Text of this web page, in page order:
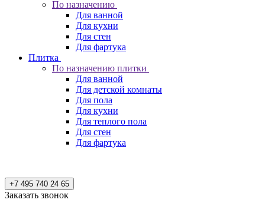
По назначению
Для ванной
Для кухни
Для стен
Для фартука
Плитка
По назначению плитки
Для ванной
Для детской комнаты
Для пола
Для кухни
Для теплого пола
Для стен
Для фартука
+7 495 740 24 65
Заказать звонок